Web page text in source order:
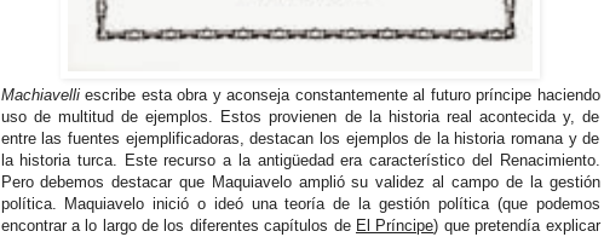
Machiavelliescribe esta obra y aconseja constantemente al futuro príncipe haciendo
uso de multitud de ejemplos. Estos provienen de la historia real acontecida y, de
entre las fuentes ejemplificadoras, destacan los ejemplos de la historia romana y de
la historia turca. Este recurso a la antigüedad era característico del Renacimiento.
Pero debemos destacar que Maquiavelo amplió su validez al campo de la gestión
política. Maquiavelo inició o ideó una teoría de la gestión política (que podemos
encontrar a lo largo de los diferentes capítulos de El Príncipe) que pretendía explicar